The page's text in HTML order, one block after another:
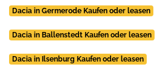
Dacia in Germerode Kaufen oder leasen
Dacia in Ballenstedt Kaufen oder leasen
Dacia in Ilsenburg Kaufen oder leasen